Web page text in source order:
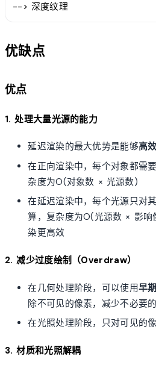
--> 深度纹理
优缺点
优点
1. 处理大量光源的能力
延迟渲染的最大优势是能够高
在正向渲染中，每个对象都需
杂度为O(对象数 × 光源数)
在延迟渲染中，每个光源只对
算，复杂度为O(光源数 × 影响
染更高效
2. 减少过度绘制（Overdraw）
在几何处理阶段，可以使用早
除不可见的像素，减少不必要
在光照处理阶段，只对可见的
3. 材质和光照解耦